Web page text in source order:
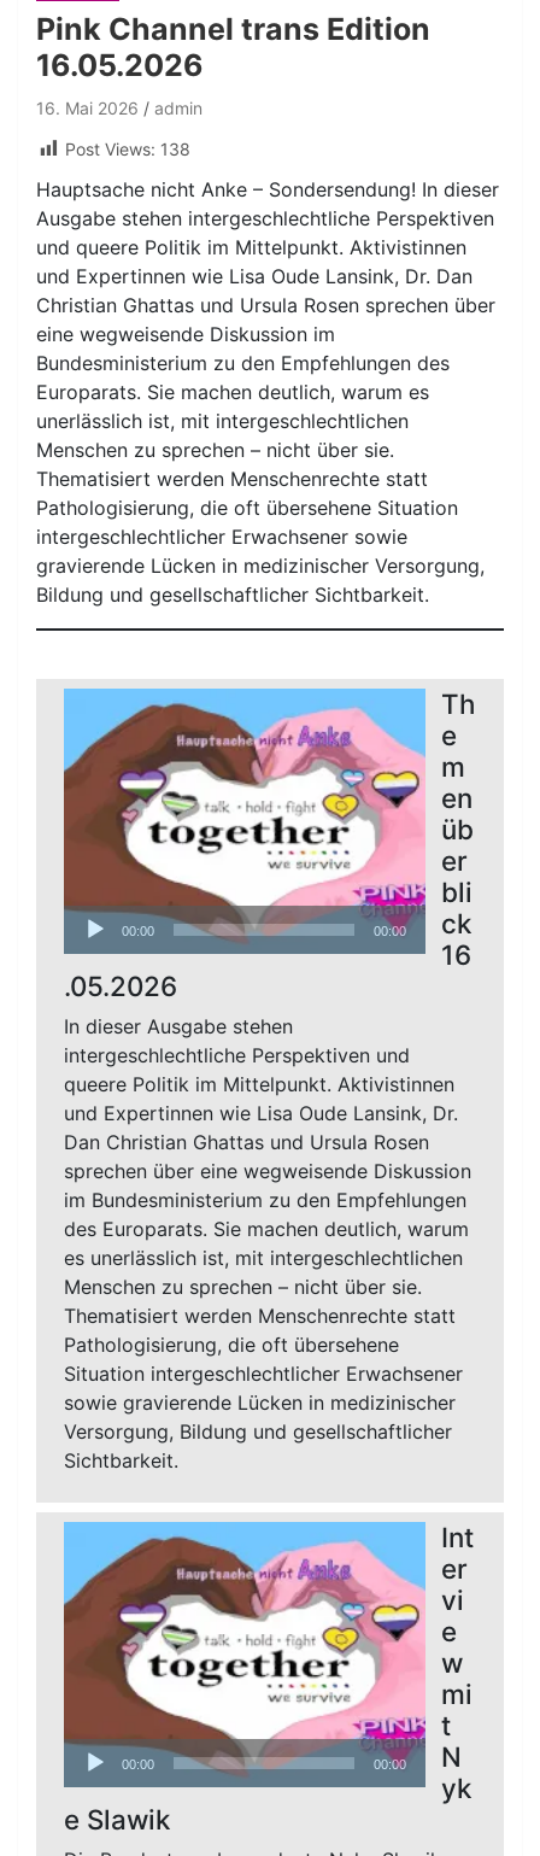
Pink Channel trans Edition
16.05.2026
16. Mai 2026
admin
Post Views: 138
Hauptsache nicht Anke – Sondersendung! In dieser
Ausgabe stehen intergeschlechtliche Perspektiven
und queere Politik im Mittelpunkt. Aktivistinnen
und Expertinnen wie Lisa Oude Lansink, Dr. Dan
Christian Ghattas und Ursula Rosen sprechen über
eine wegweisende Diskussion im
Bundesministerium zu den Empfehlungen des
Europarats. Sie machen deutlich, warum es
unerlässlich ist, mit intergeschlechtlichen
Menschen zu sprechen – nicht über sie.
Thematisiert werden Menschenrechte statt
Pathologisierung, die oft übersehene Situation
intergeschlechtlicher Erwachsener sowie
gravierende Lücken in medizinischer Versorgung,
Bildung und gesellschaftlicher Sichtbarkeit.
Audio-
Player
00:00 00:00
Th
e
m
en
üb
er
bli
ck
16
.05.2026
In dieser Ausgabe stehen
intergeschlechtliche Perspektiven und
queere Politik im Mittelpunkt. Aktivistinnen
und Expertinnen wie Lisa Oude Lansink, Dr.
Dan Christian Ghattas und Ursula Rosen
sprechen über eine wegweisende Diskussion
im Bundesministerium zu den Empfehlungen
des Europarats. Sie machen deutlich, warum
es unerlässlich ist, mit intergeschlechtlichen
Menschen zu sprechen – nicht über sie.
Thematisiert werden Menschenrechte statt
Pathologisierung, die oft übersehene
Situation intergeschlechtlicher Erwachsener
sowie gravierende Lücken in medizinischer
Versorgung, Bildung und gesellschaftlicher
Sichtbarkeit.
Audio-
Player
00:00 00:00
Int
er
vi
e
w
mi
t
N
yk
e Slawik